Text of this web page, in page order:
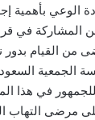
الوعي بأهمية
المشاركة في
من القيام
الجمعية
في هذا
مرضى التهاب